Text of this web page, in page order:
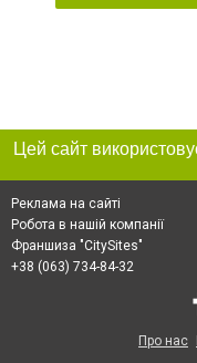
Реклама на сайті
Робота в нашій компанії
Франшиза "CitySites"
+38 (063) 734-84-32
Про нас